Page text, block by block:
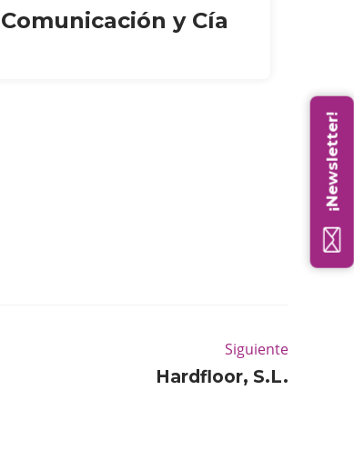
Comunicación y Cía
Siguiente
Hardfloor, S.L.
¡Newsletter!